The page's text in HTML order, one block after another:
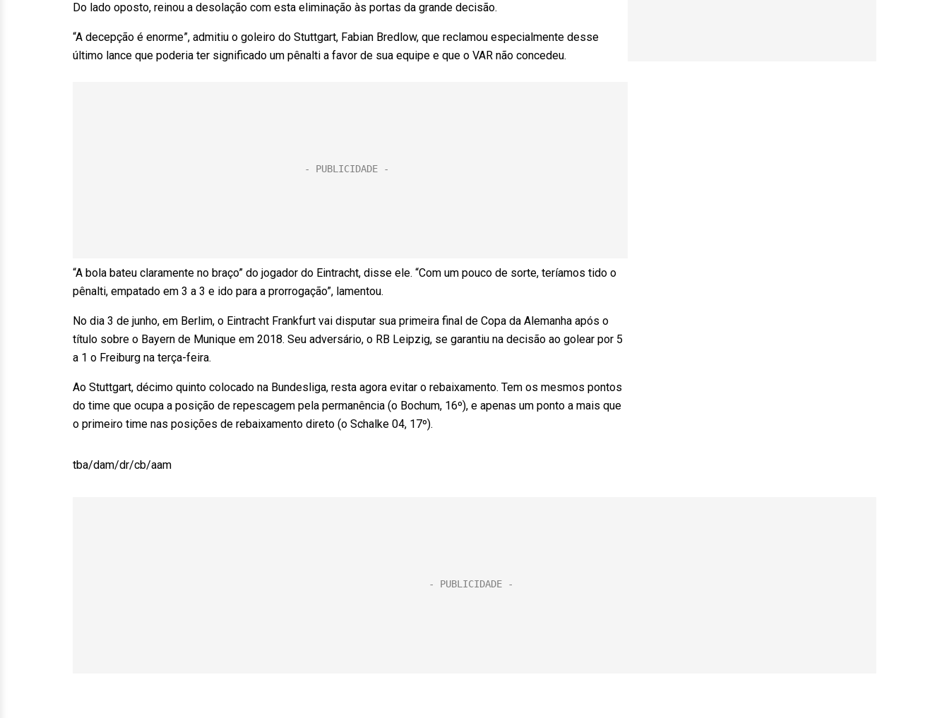
Do lado oposto, reinou a desolação com esta eliminação às portas da grande decisão.
“A decepção é enorme”, admitiu o goleiro do Stuttgart, Fabian Bredlow, que reclamou especialmente desse
último lance que poderia ter significado um pênalti a favor de sua equipe e que o VAR não concedeu.
“A bola bateu claramente no braço” do jogador do Eintracht, disse ele. “Com um pouco de sorte, teríamos tido o
pênalti, empatado em 3 a 3 e ido para a prorrogação”, lamentou.
No dia 3 de junho, em Berlim, o Eintracht Frankfurt vai disputar sua primeira final de Copa da Alemanha após o
título sobre o Bayern de Munique em 2018. Seu adversário, o RB Leipzig, se garantiu na decisão ao golear por 5
a 1 o Freiburg na terça-feira.
Ao Stuttgart, décimo quinto colocado na Bundesliga, resta agora evitar o rebaixamento. Tem os mesmos pontos
do time que ocupa a posição de repescagem pela permanência (o Bochum, 16º), e apenas um ponto a mais que
o primeiro time nas posições de rebaixamento direto (o Schalke 04, 17º).
tba/dam/dr/cb/aam